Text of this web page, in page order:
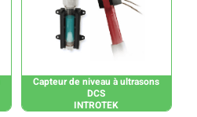
Capteur de niveau à ultrasons
DCS
INTROTEK